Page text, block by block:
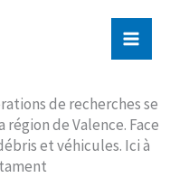
de recherches se
de Valence. Face
et véhicules. Ici à